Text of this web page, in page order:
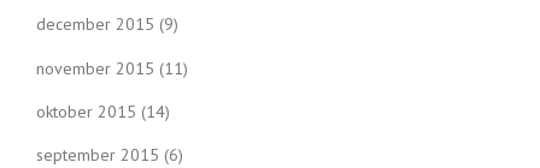
december 2015 (9)
november 2015 (11)
oktober 2015 (14)
september 2015 (6)